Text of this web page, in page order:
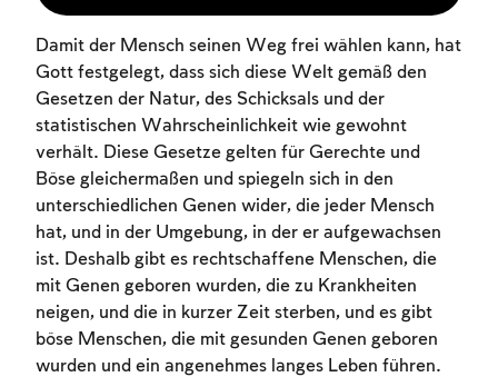
Damit der Mensch seinen Weg frei wählen kann, hat
Gott festgelegt, dass sich diese Welt gemäß den
Gesetzen der Natur, des Schicksals und der
statistischen Wahrscheinlichkeit wie gewohnt
verhält. Diese Gesetze gelten für Gerechte und
Böse gleichermaßen und spiegeln sich in den
unterschiedlichen Genen wider, die jeder Mensch
hat, und in der Umgebung, in der er aufgewachsen
ist. Deshalb gibt es rechtschaffene Menschen, die
mit Genen geboren wurden, die zu Krankheiten
neigen, und die in kurzer Zeit sterben, und es gibt
böse Menschen, die mit gesunden Genen geboren
wurden und ein angenehmes langes Leben führen.